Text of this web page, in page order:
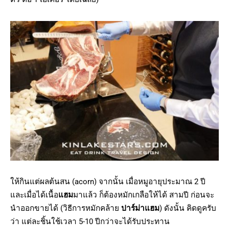
ให้กินแต่ผลต้นสน (acorn) จากนั้น เมื่อหมูอายุประมาณ 2 ปี
และเมื่อได้เนื้อแฮมมาแล้ว ก็ต้องหมักเกลือให้ได้ สามปี ก่อนจะ
นำออกขายได้ (วิธีการหมักคล้าย ปาร์ม่าแฮม) ดังนั้น คิดดูครับ
ว่า แต่ละชิ้นใช้เวลา 5-10 ปีกว่าจะได้รับประทาน